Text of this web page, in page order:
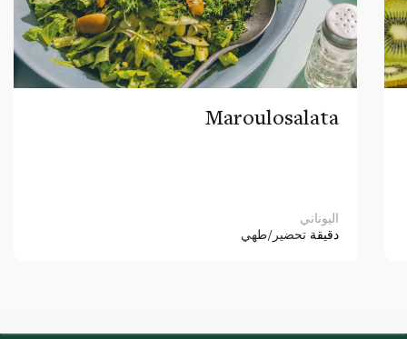
Maroulosalata
اليوناني
دقيقة تحضير/طهي